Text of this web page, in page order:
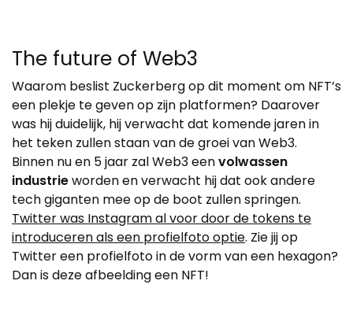
The future of Web3
Waarom beslist Zuckerberg op dit moment om NFT’s
een plekje te geven op zijn platformen? Daarover
was hij duidelijk, hij verwacht dat komende jaren in
het teken zullen staan van de groei van Web3.
Binnen nu en 5 jaar zal Web3 eenvolwassen
industrieworden en verwacht hij dat ook andere
tech giganten mee op de boot zullen springen.
Twitter was Instagram al voor door de tokens te
introduceren als een profielfoto optie. Zie jij op
Twitter een profielfoto in de vorm van een hexagon?
Dan is deze afbeelding een NFT!